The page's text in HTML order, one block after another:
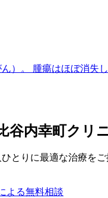
）。 腫瘍はほぼ消失
谷内幸町クリ
とりに最適な治療をご
よる無料相談